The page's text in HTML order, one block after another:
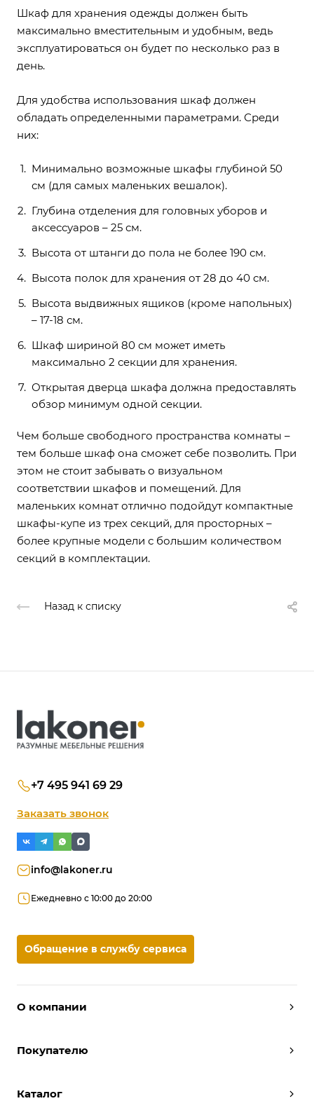
Шкаф для хранения одежды должен быть
максимально вместительным и удобным, ведь
эксплуатироваться он будет по несколько раз в
день.
Для удобства использования шкаф должен
обладать определенными параметрами. Среди
них:
Минимально возможные шкафы глубиной 50
см (для самых маленьких вешалок).
Глубина отделения для головных уборов и
аксессуаров – 25 см.
Высота от штанги до пола не более 190 см.
Высота полок для хранения от 28 до 40 см.
Высота выдвижных ящиков (кроме напольных)
– 17-18 см.
Шкаф шириной 80 см может иметь
максимально 2 секции для хранения.
Открытая дверца шкафа должна предоставлять
обзор минимум одной секции.
Чем больше свободного пространства комнаты –
тем больше шкаф она сможет себе позволить. При
этом не стоит забывать о визуальном
соответствии шкафов и помещений. Для
маленьких комнат отлично подойдут компактные
шкафы-купе из трех секций, для просторных –
более крупные модели с большим количеством
секций в комплектации.
Назад к списку
О компании
Условия работы
Отзывы
Покупателю
Вызвать дизайнера
Каталог
+7 495 941 69 29
Заказать звонок
info@lakoner.ru
Ежедневно с 10:00 до 20:00
Обращение в службу сервиса